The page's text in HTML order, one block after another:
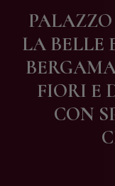
LA BELLE
FIORI E
CON
Contatti